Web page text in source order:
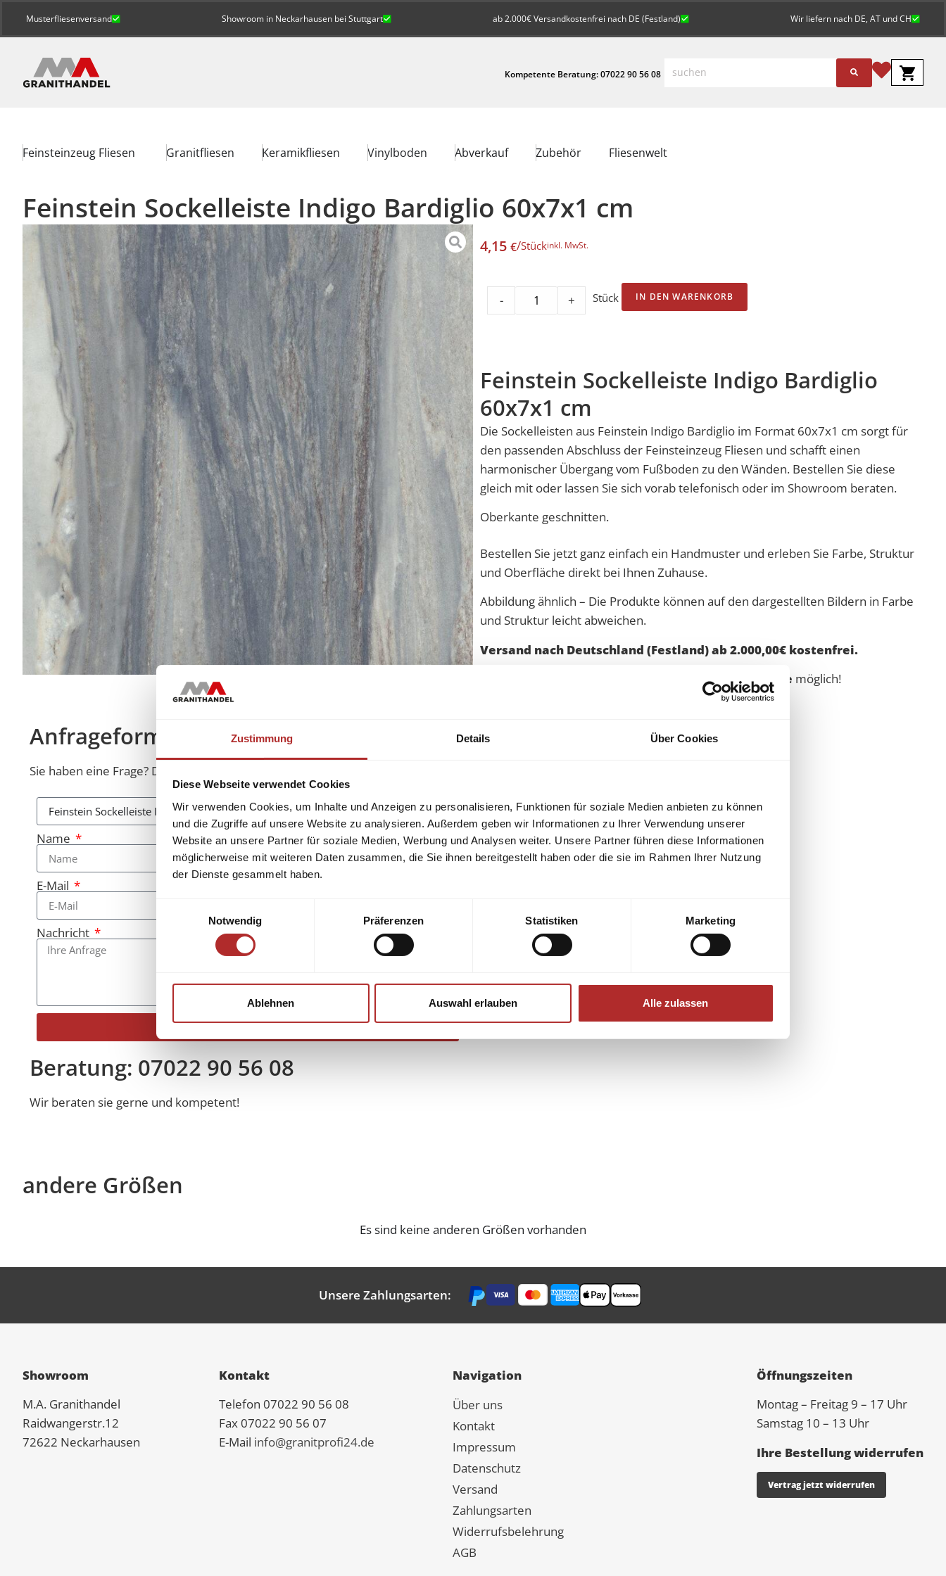
Zustimmung Details Über Cookies
Diese Webseite verwendet Cookies
Wir verwenden Cookies, um Inhalte und Anzeigen zu personalisieren, Funktionen für soziale Medien anbieten zu können
und die Zugriffe auf unsere Website zu analysieren. Außerdem geben wir Informationen zu Ihrer Verwendung unserer
Website an unsere Partner für soziale Medien, Werbung und Analysen weiter. Unsere Partner führen diese Informationen
möglicherweise mit weiteren Daten zusammen, die Sie ihnen bereitgestellt haben oder die sie im Rahmen Ihrer Nutzung
der Dienste gesammelt haben.
Notwendig
Präferenzen Statistiken Marketing
Ablehnen Auswahl erlauben Alle zulassen
Musterfliesenversand Showroom in Neckarhausen bei Stuttgart ab 2.000€ Versandkostenfrei nach DE (Festland) Wir liefern nach DE, AT und CH
Kompetente Beratung: 07022 90 56 08
Feinsteinzeug Fliesen Granitfliesen Keramikfliesen Vinylboden Abverkauf Zubehör Fliesenwelt
Feinstein Sockelleiste Indigo Bardiglio 60x7x1 cm
Anfrageformular
Sie haben eine Frage? Diese beantworten wir Ihnen gerne.
Name
E-Mail
Nachricht
Beratung: 07022 90 56 08
Wir beraten sie gerne und kompetent!
4,15 €/Stückinkl. MwSt.
- + Stück IN DEN WARENKORB
Feinstein Sockelleiste Indigo Bardiglio
60x7x1 cm
Die Sockelleisten aus Feinstein Indigo Bardiglio im Format 60x7x1 cm sorgt für
den passenden Abschluss der Feinsteinzeug Fliesen und schafft einen
harmonischer Übergang vom Fußboden zu den Wänden. Bestellen Sie diese
gleich mit oder lassen Sie sich vorab telefonisch oder im Showroom beraten.
Oberkante geschnitten.
Bestellen Sie jetzt ganz einfach ein Handmuster und erleben Sie Farbe, Struktur
und Oberfläche direkt bei Ihnen Zuhause.
Abbildung ähnlich – Die Produkte können auf den dargestellten Bildern in Farbe
und Struktur leicht abweichen.
Versand nach Deutschland (Festland) ab 2.000,00€ kostenfrei.
Schweiz auf Anfrage möglich!
Qualität und Preis garantiert vom Fachhandel.
andere Größen
Es sind keine anderen Größen vorhanden
Unsere Zahlungsarten:
Showroom
M.A. Granithandel
Raidwangerstr.12
72622 Neckarhausen
Kontakt
Telefon 07022 90 56 08
Fax 07022 90 56 07
E-Mail info@granitprofi24.de
Navigation
Über uns
Kontakt
Impressum
Datenschutz
Versand
Zahlungsarten
Widerrufsbelehrung
AGB
Öffnungszeiten
Montag – Freitag 9 – 17 Uhr
Samstag 10 – 13 Uhr
Ihre Bestellung widerrufen
Vertrag jetzt widerrufen